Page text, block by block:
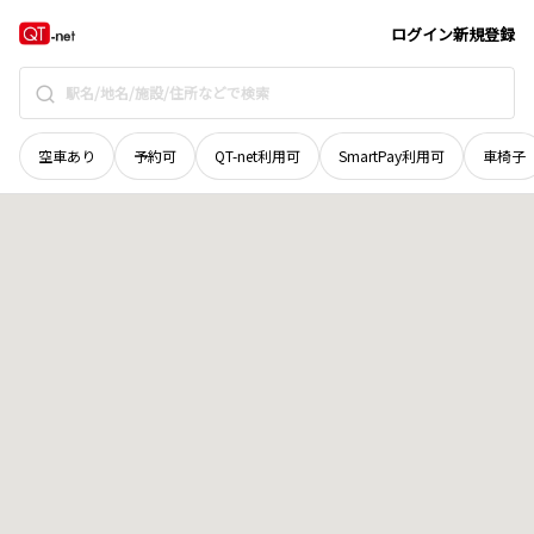
ログイン新規登録
空車あり 予約可 QT-net利用可 SmartPay利用可 車椅子
北海道